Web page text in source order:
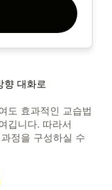
향 대화로
도 효과적인 교습법
깁니다. 따라서
정을 구성하실 수